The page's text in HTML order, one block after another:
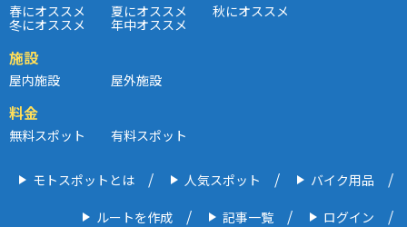
春にオススメ 夏にオススメ 秋にオススメ
冬にオススメ 年中オススメ
施設
屋内施設 屋外施設
料金
無料スポット 有料スポット
モトスポットとは 人気スポット バイク用品
ルートを作成 記事一覧 ログイン